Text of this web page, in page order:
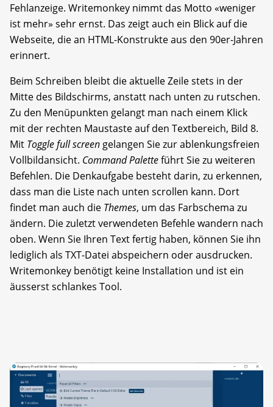
Fehlanzeige. Writemonkey nimmt das Motto «weniger
ist mehr» sehr ernst. Das zeigt auch ein Blick auf die
Webseite, die an HTML-Konstrukte aus den 90er-Jahren
erinnert.
Beim Schreiben bleibt die aktuelle Zeile stets in der
Mitte des Bildschirms, anstatt nach unten zu rutschen.
Zu den Menüpunkten gelangt man nach einem Klick
mit der rechten Maustaste auf den Textbereich, Bild 8.
Mit Toggle full screen gelangen Sie zur ablenkungsfreien
Vollbildansicht. Command Paletteführt Sie zu weiteren
Befehlen. Die Denkaufgabe besteht darin, zu erkennen,
dass man die Liste nach unten scrollen kann. Dort
findet man auch die Themes, um das Farbschema zu
ändern. Die zuletzt verwendeten Befehle wandern nach
oben. Wenn Sie Ihren Text fertig haben, können Sie ihn
lediglich als TXT-Datei abspeichern oder ausdrucken.
Writemonkey benötigt keine Installation und ist ein
äusserst schlankes Tool.